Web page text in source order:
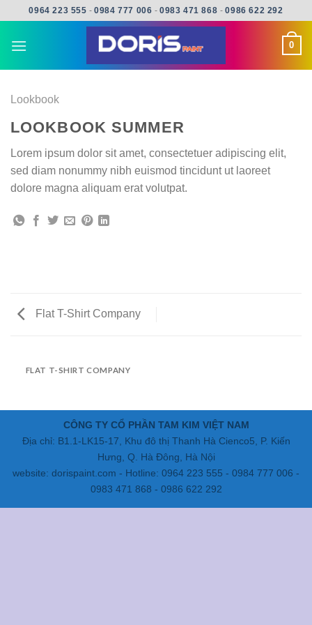
content
0964 223 555 -0984 777 006 - 0983 471 868 - 0986 622 292
0
Lookbook
LOOKBOOK SUMMER
Lorem ipsum dolor sit amet, consectetuer adipiscing elit,
sed diam nonummy nibh euismod tincidunt ut laoreet
dolore magna aliquam erat volutpat.
Flat T-Shirt Company
FLAT T-SHIRT COMPANY
CÔNG TY CỔ PHẦN TAM KIM VIỆT NAM
Địa chỉ: B1.1-LK15-17, Khu đô thị Thanh Hà Cienco5, P. Kiến
Hưng, Q. Hà Đông, Hà Nội
website: dorispaint.com - Hotline: 0964 223 555 - 0984 777 006 -
0983 471 868 - 0986 622 292